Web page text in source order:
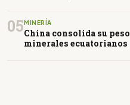
05MINERÍA
China consolida su
minerales ecuatorianos